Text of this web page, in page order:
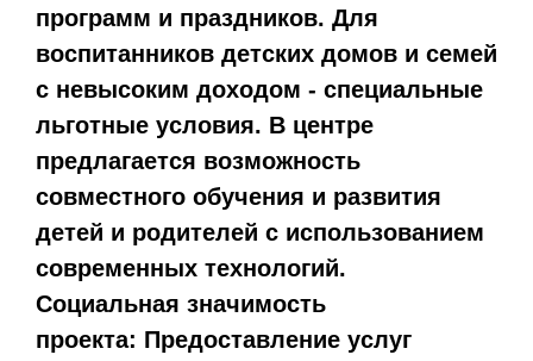
программ и праздников. Для
воспитанников детских домов и семей
с невысоким доходом - специальные
льготные условия. В центре
предлагается возможность
совместного обучения и развития
детей и родителей с использованием
современных технологий.
Социальная значимость
проекта: Предоставление услуг